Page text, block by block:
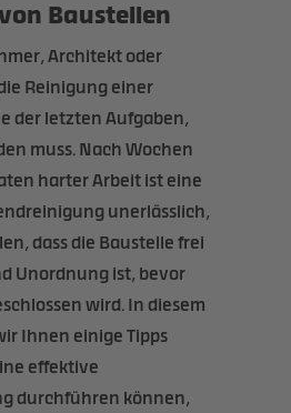
Baustellen
Architekt oder
Reinigung einer
der letzten Aufgaben,
muss. Nach Wochen
harter Arbeit ist eine
unerlässlich,
dass die Baustelle frei
Unordnung ist, bevor
wird. In diesem
Ihnen einige Tipps
effektive
durchführen können,